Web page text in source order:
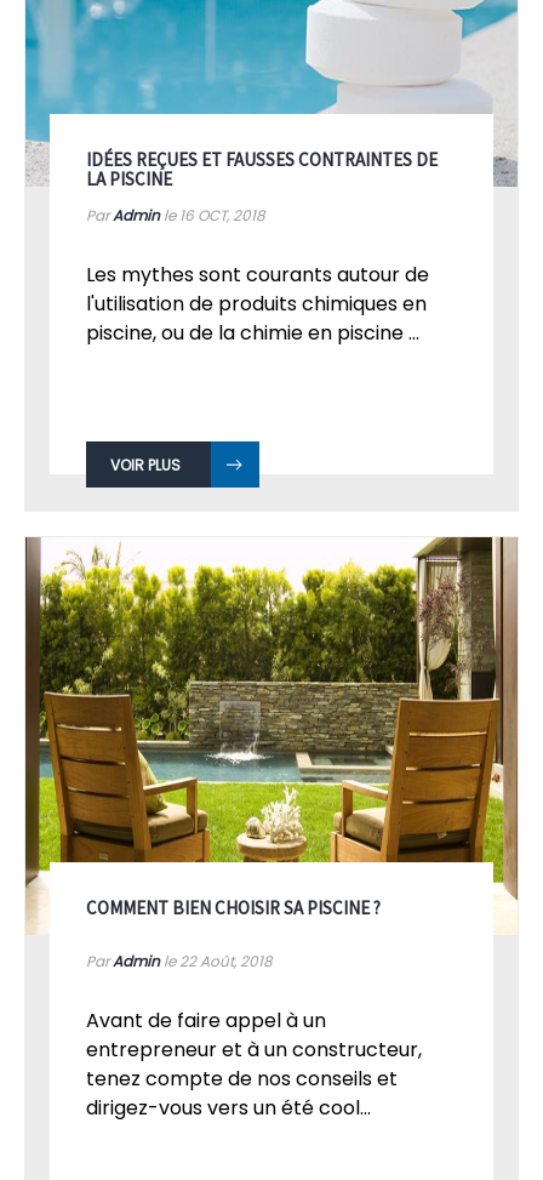
IDÉES REÇUES ET FAUSSES CONTRAINTES DE
LA PISCINE
ParAdminle 16 OCT, 2018
Les mythes sont courants autour de
l'utilisation de produits chimiques en
piscine, ou de la chimie en piscine ...
VOIR PLUS
COMMENT BIEN CHOISIR SA PISCINE ?
ParAdminle 22Août, 2018
Avant de faire appel à un
entrepreneur et à un constructeur,
tenez compte de nos conseils et
dirigez-vous vers un été cool...